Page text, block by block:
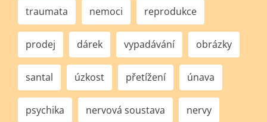
traumata nemoci reprodukce
prodej dárek vypadávání obrázky
santal úzkost přetížení únava
psychika nervová soustava nervy